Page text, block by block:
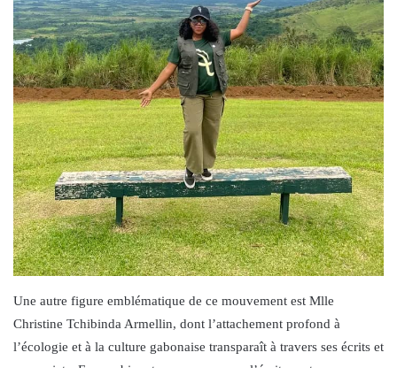
Une autre figure emblématique de ce mouvement est Mlle
Christine Tchibinda Armellin, dont l’attachement profond à
l’écologie et à la culture gabonaise transparaît à travers ses écrits et